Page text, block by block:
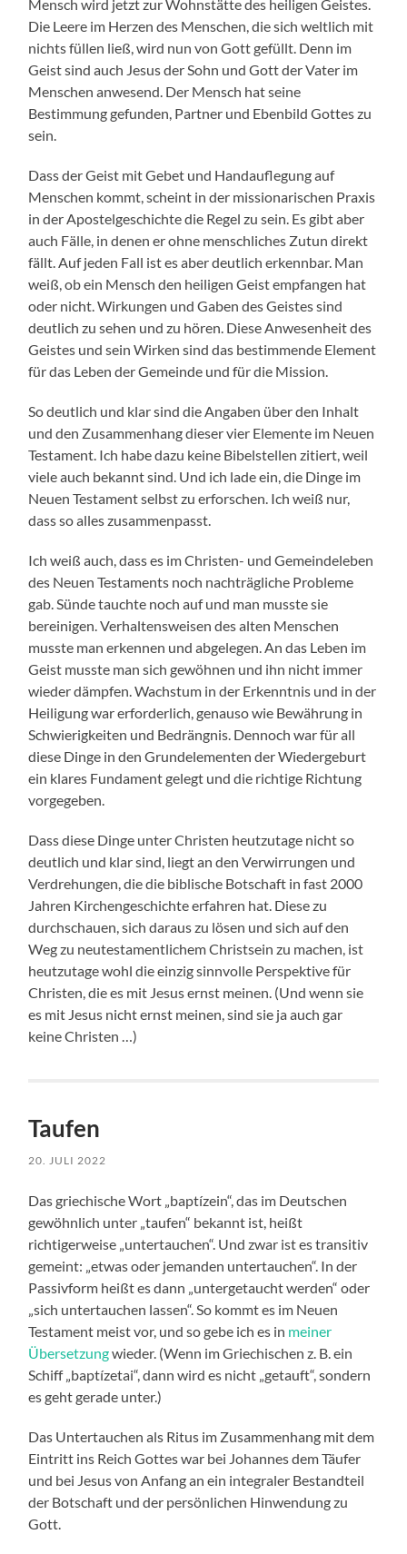
Mensch wird jetzt zur Wohnstätte des heiligen Geistes.
Die Leere im Herzen des Menschen, die sich weltlich mit
nichts füllen ließ, wird nun von Gott gefüllt. Denn im
Geist sind auch Jesus der Sohn und Gott der Vater im
Menschen anwesend. Der Mensch hat seine
Bestimmung gefunden, Partner und Ebenbild Gottes zu
sein.
Dass der Geist mit Gebet und Handauflegung auf
Menschen kommt, scheint in der missionarischen Praxis
in der Apostelgeschichte die Regel zu sein. Es gibt aber
auch Fälle, in denen er ohne menschliches Zutun direkt
fällt. Auf jeden Fall ist es aber deutlich erkennbar. Man
weiß, ob ein Mensch den heiligen Geist empfangen hat
oder nicht. Wirkungen und Gaben des Geistes sind
deutlich zu sehen und zu hören. Diese Anwesenheit des
Geistes und sein Wirken sind das bestimmende Element
für das Leben der Gemeinde und für die Mission.
So deutlich und klar sind die Angaben über den Inhalt
und den Zusammenhang dieser vier Elemente im Neuen
Testament. Ich habe dazu keine Bibelstellen zitiert, weil
viele auch bekannt sind. Und ich lade ein, die Dinge im
Neuen Testament selbst zu erforschen. Ich weiß nur,
dass so alles zusammenpasst.
Ich weiß auch, dass es im Christen- und Gemeindeleben
des Neuen Testaments noch nachträgliche Probleme
gab. Sünde tauchte noch auf und man musste sie
bereinigen. Verhaltensweisen des alten Menschen
musste man erkennen und abgelegen. An das Leben im
Geist musste man sich gewöhnen und ihn nicht immer
wieder dämpfen. Wachstum in der Erkenntnis und in der
Heiligung war erforderlich, genauso wie Bewährung in
Schwierigkeiten und Bedrängnis. Dennoch war für all
diese Dinge in den Grundelementen der Wiedergeburt
ein klares Fundament gelegt und die richtige Richtung
vorgegeben.
Dass diese Dinge unter Christen heutzutage nicht so
deutlich und klar sind, liegt an den Verwirrungen und
Verdrehungen, die die biblische Botschaft in fast 2000
Jahren Kirchengeschichte erfahren hat. Diese zu
durchschauen, sich daraus zu lösen und sich auf den
Weg zu neutestamentlichem Christsein zu machen, ist
heutzutage wohl die einzig sinnvolle Perspektive für
Christen, die es mit Jesus ernst meinen. (Und wenn sie
es mit Jesus nicht ernst meinen, sind sie ja auch gar
keine Christen …)
Taufen
20. JULI 2022
Das griechische Wort „baptízein“, das im Deutschen
gewöhnlich unter „taufen“ bekannt ist, heißt
richtigerweise „untertauchen“. Und zwar ist es transitiv
gemeint: „etwas oder jemanden untertauchen“. In der
Passivform heißt es dann „untergetaucht werden“ oder
„sich untertauchen lassen“. So kommt es im Neuen
Testament meist vor, und so gebe ich es in meiner
Übersetzungwieder. (Wenn im Griechischen z. B. ein
Schiff „baptízetai“, dann wird es nicht „getauft“, sondern
es geht gerade unter.)
Das Untertauchen als Ritus im Zusammenhang mit dem
Eintritt ins Reich Gottes war bei Johannes dem Täufer
und bei Jesus von Anfang an ein integraler Bestandteil
der Botschaft und der persönlichen Hinwendung zu
Gott.